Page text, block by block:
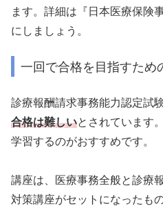
ます。詳細は『日本医療保険
にしましょう。
一回で合格を目指すため
診療報酬請求事務能力認定試
合格は難しいとされています
学習するのがおすすめです。
講座は、医療事務全般と診療
対策講座がセットになったも